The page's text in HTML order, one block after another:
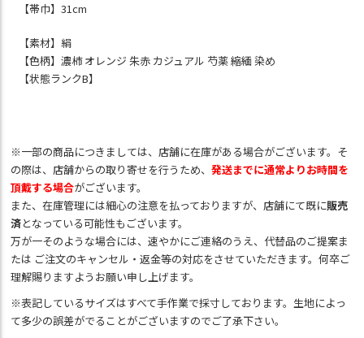
【帯巾】31cm
【素材】絹
【色柄】濃柿 オレンジ 朱赤 カジュアル 芍薬 縮緬 染め
【状態ランクB】
※一部の商品につきましては、店舗に在庫がある場合がございます。そ
の際は、店舗からの取り寄せを行うため、発送までに通常よりお時間を
頂戴する場合がございます。
また、在庫管理には細心の注意を払っておりますが、店舗にて既に販売
済となっている可能性もございます。
万が一そのような場合には、速やかにご連絡のうえ、代替品のご提案ま
たは ご注文のキャンセル・返金等の対応をさせていただきます。何卒ご
理解賜りますようお願い申し上げます。
※表記しているサイズはすべて手作業で採寸しております。生地によっ
て多少の誤差がでることがございますのでご了承下さい。